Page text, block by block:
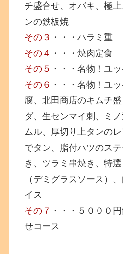
チ盛合せ、オバキ、極
ンの鉄板焼
その３ ・・・ハラミ重
その４ ・・・焼肉定食
その５ ・・・名物！ユ
その６ ・・・名物！ユ
腐、北田商店のキムチ
ダ、生センマイ刺、ミ
ムル、厚切り上タンの
でタン、脂付ハツのス
き、ツラミ串焼き、特
（デミグラスソース）
イス
その７ ・・・５０００
せコース